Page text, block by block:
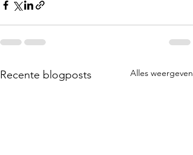
Recente blogposts Alles weergeven